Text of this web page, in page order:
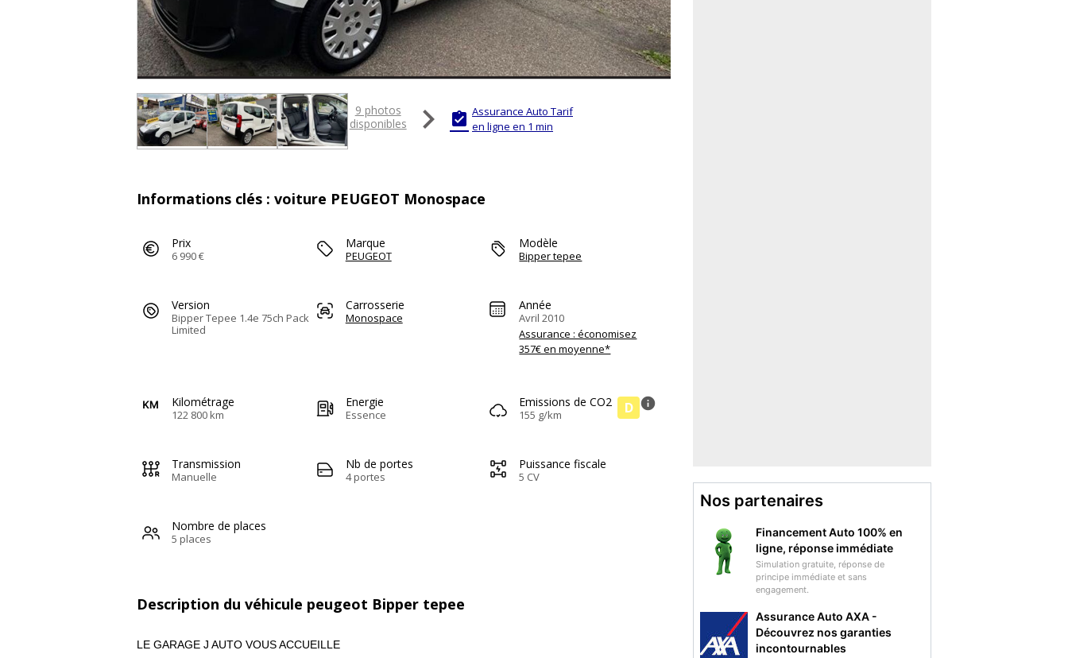
9 photos
disponibles
  Assurance Auto Tarif
en ligne en 1 min
Informations clés : voiture PEUGEOT Monospace
Prix
6 990 €
Marque
PEUGEOT
Modèle
Bipper tepee
Version
Bipper Tepee 1.4e 75ch Pack
Limited
Carrosserie
Monospace
Année
Avril 2010
Assurance : économisez
357€ en moyenne*
Kilométrage
122 800 km
Energie
Essence
Emissions de CO2
155 g/km D info
Transmission
Manuelle
Nb de portes
4 portes
Puissance fiscale
5 CV
Nombre de places
5 places
Description du véhicule peugeot Bipper tepee
LE GARAGE J AUTO VOUS ACCUEILLE
Nos partenaires
Financement Auto 100% en
ligne, réponse immédiate
Simulation gratuite, réponse de
principe immédiate et sans
engagement.
Assurance Auto AXA -
Découvrez nos garanties
incontournables